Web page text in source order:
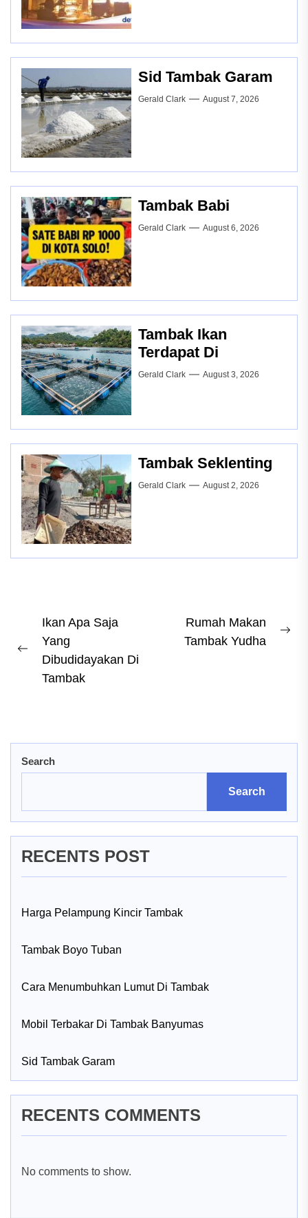
Sid Tambak Garam
Gerald Clark August 7, 2026
Tambak Babi
Gerald Clark August 6, 2026
Tambak Ikan
Terdapat Di
Gerald Clark August 3, 2026
Tambak Seklenting
Gerald Clark August 2, 2026
Post
navigation
Previous
post:
Ikan Apa Saja
Yang
Dibudidayakan Di
Tambak
Rumah Makan
Tambak Yudha
Search
Search
RECENTS POST
Harga Pelampung Kincir Tambak
Tambak Boyo Tuban
Cara Menumbuhkan Lumut Di Tambak
Mobil Terbakar Di Tambak Banyumas
Sid Tambak Garam
RECENTS COMMENTS
No comments to show.